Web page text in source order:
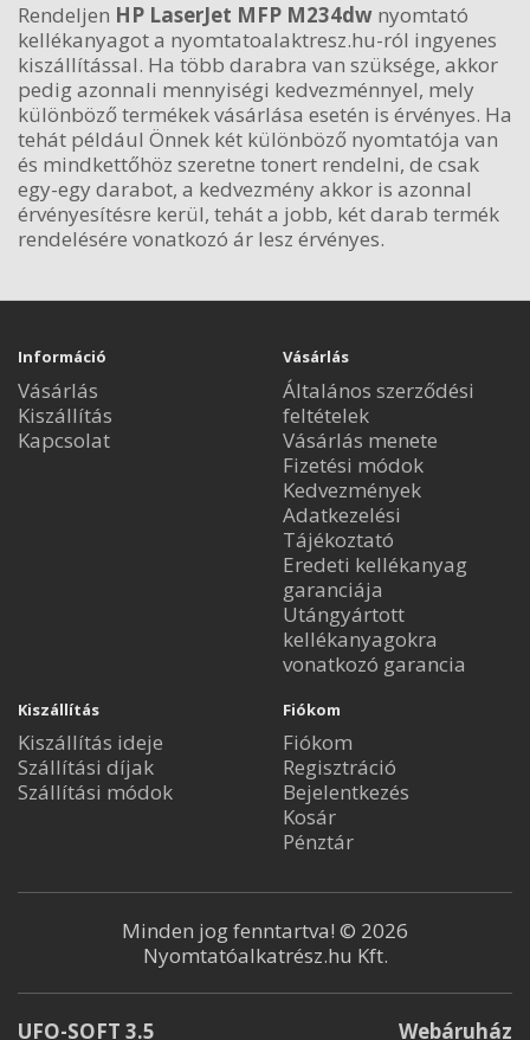
Rendeljen HP LaserJet MFP M234dw nyomtató
kellékanyagot a nyomtatoalaktresz.hu-ról ingyenes
kiszállítással. Ha több darabra van szüksége, akkor
pedig azonnali mennyiségi kedvezménnyel, mely
különböző termékek vásárlása esetén is érvényes. Ha
tehát például Önnek két különböző nyomtatója van
és mindkettőhöz szeretne tonert rendelni, de csak
egy-egy darabot, a kedvezmény akkor is azonnal
érvényesítésre kerül, tehát a jobb, két darab termék
rendelésére vonatkozó ár lesz érvényes.
Információ
Vásárlás
Kiszállítás
Kapcsolat
Vásárlás
Általános szerződési
feltételek
Vásárlás menete
Fizetési módok
Kedvezmények
Adatkezelési
Tájékoztató
Eredeti kellékanyag
garanciája
Utángyártott
kellékanyagokra
vonatkozó garancia
Kiszállítás
Kiszállítás ideje
Szállítási díjak
Szállítási módok
Fiókom
Fiókom
Regisztráció
Bejelentkezés
Kosár
Pénztár
Minden jog fenntartva! © 2026
Nyomtatóalkatrész.hu Kft.
UFO-SOFT 3.5 Webáruház